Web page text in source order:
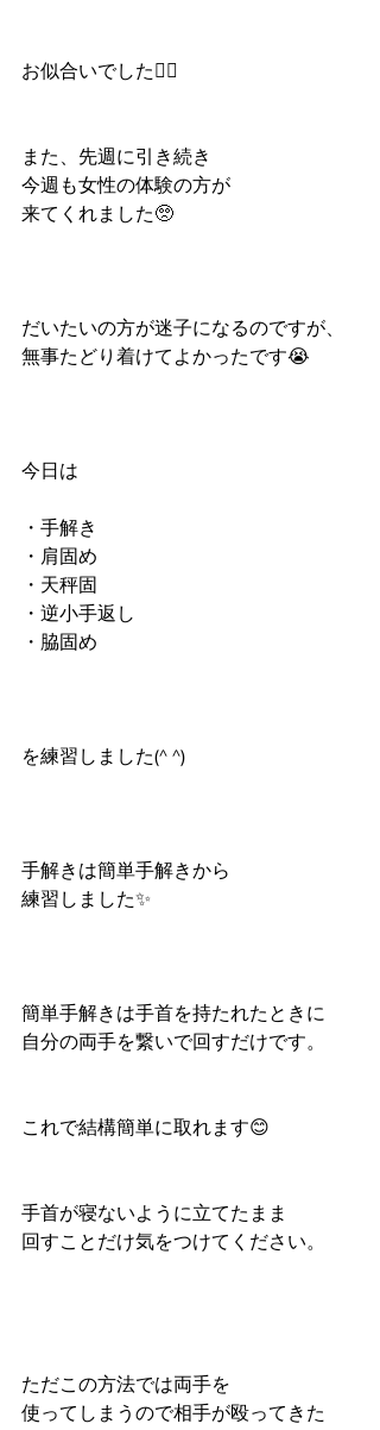
お似合いでした🙆‍♀️
また、先週に引き続き
今週も女性の体験の方が
来てくれました🥺
だいたいの方が迷子になるのですが、
無事たどり着けてよかったです😭
今日は
・手解き
・肩固め
・天秤固
・逆小手返し
・脇固め
を練習しました(^ ^)
手解きは簡単手解きから
練習しました✨
簡単手解きは手首を持たれたときに
自分の両手を繋いで回すだけです。
これで結構簡単に取れます😊
手首が寝ないように立てたまま
回すことだけ気をつけてください。
ただこの方法では両手を
使ってしまうので相手が殴ってきた